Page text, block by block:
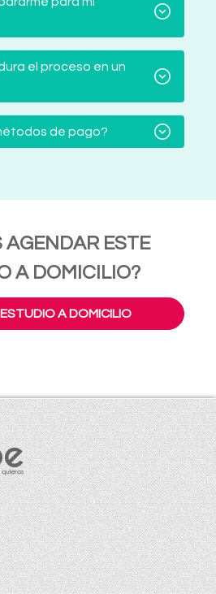
el proceso en un
de pago?
AGENDAR ESTE
A DOMICILIO?
A DOMICILIO